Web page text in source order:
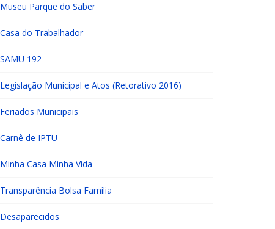
Museu Parque do Saber
Casa do Trabalhador
SAMU 192
Legislação Municipal e Atos (Retorativo 2016)
Feriados Municipais
Carnê de IPTU
Minha Casa Minha Vida
Transparência Bolsa Família
Desaparecidos